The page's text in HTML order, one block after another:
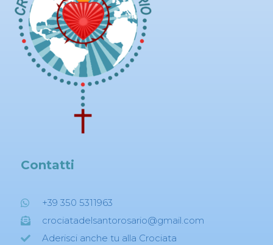
Contatti
+39 350 5311963
crociatadelsantorosario@gmail.com
Aderisci anche tu alla Crociata